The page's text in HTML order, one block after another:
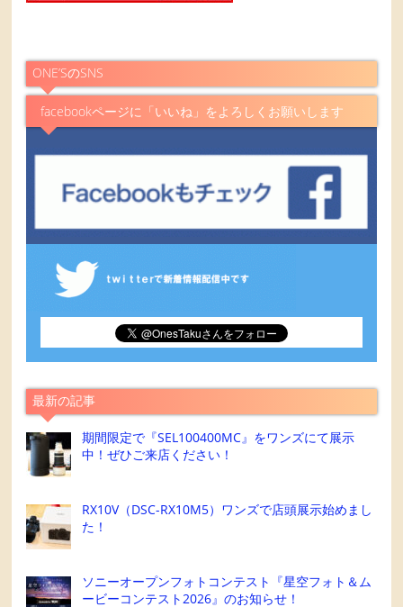
ONE’SのSNS
facebookページに「いいね」をよろしくお願いします
最新の記事
期間限定で『SEL100400MC』をワンズにて展示
中！ぜひご来店ください！
RX10V（DSC-RX10M5）ワンズで店頭展示始めまし
た！
ソニーオープンフォトコンテスト『星空フォト＆ム
ービーコンテスト2026』のお知らせ！